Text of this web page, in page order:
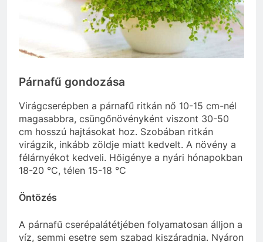
Párnafű gondozása
Virágcserépben a párnafű ritkán nő 10-15 cm-nél
magasabbra, csüngőnövényként viszont 30-50
cm hosszú hajtásokat hoz. Szobában ritkán
virágzik, inkább zöldje miatt kedvelt. A növény a
félárnyékot kedveli. Hőigénye a nyári hónapokban
18-20 °C, télen 15-18 °C
Öntözés
A párnafű cserépalátétjében folyamatosan álljon a
víz, semmi esetre sem szabad kiszáradnia. Nyáron